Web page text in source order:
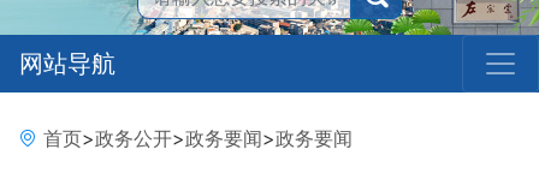
网站导航
首页>政务公开>政务要闻>政务要闻